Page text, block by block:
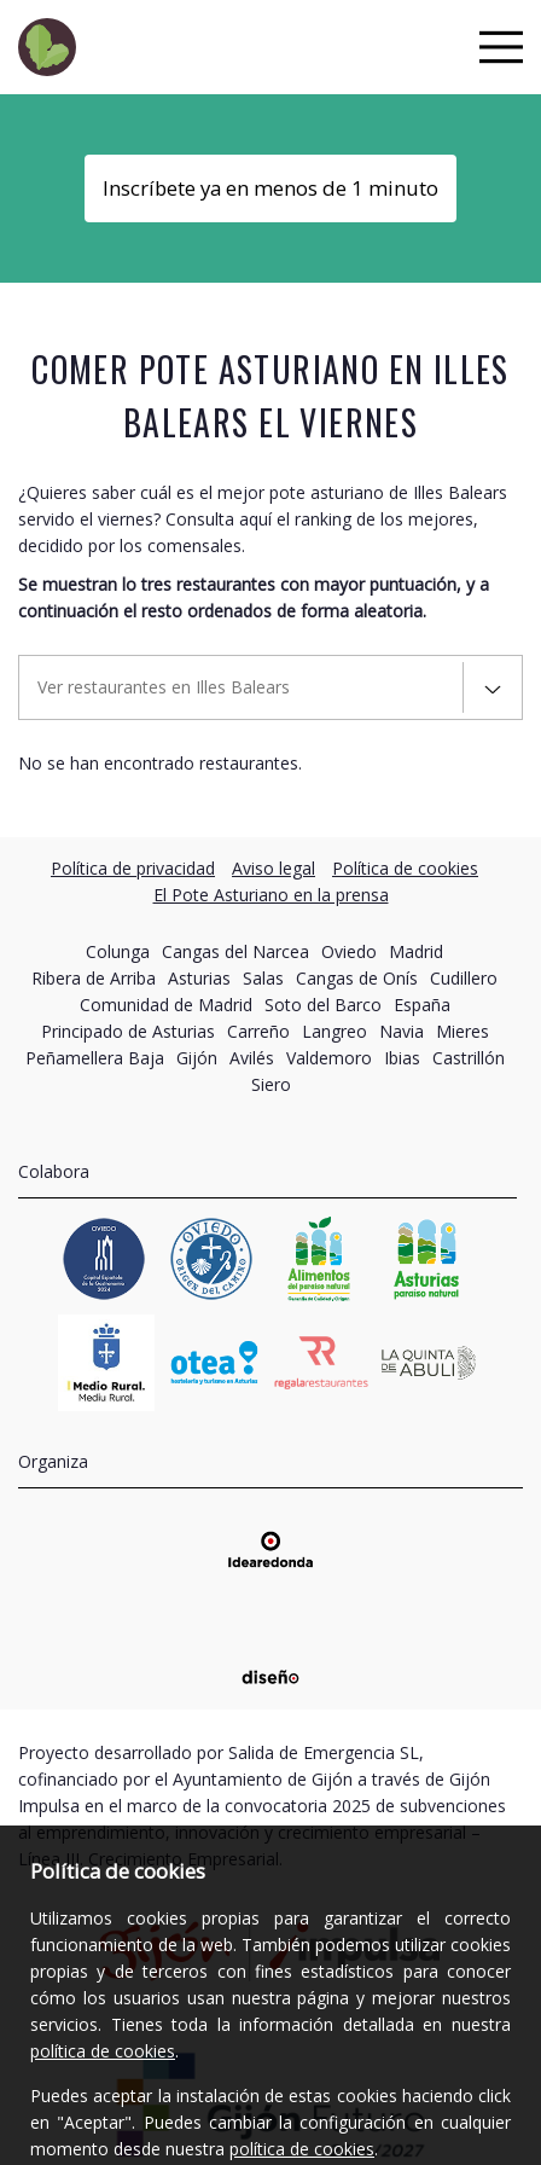
Inscríbete ya en menos de 1 minuto
COMER POTE ASTURIANO EN ILLES
BALEARS EL VIERNES
¿Quieres saber cuál es el mejor pote asturiano de Illes Balears
servido el viernes? Consulta aquí el ranking de los mejores,
decidido por los comensales.
Se muestran lo tres restaurantes con mayor puntuación, y a
continuación el resto ordenados de forma aleatoria.
Ver restaurantes en Illes Balears
No se han encontrado restaurantes.
Política de privacidad Aviso legal
Política de cookies
El Pote Asturiano en la prensa
Colunga Cangas del Narcea Oviedo
Madrid
Ribera de Arriba Asturias Salas Cangas de Onís Cudillero
Comunidad de Madrid Soto del Barco
España
Principado de Asturias Carreño Langreo Navia
Mieres
Peñamellera Baja Gijón Avilés Valdemoro Ibias Castrillón
Siero
Colabora
Organiza
Política de cookies
Utilizamos cookies propias para garantizar el correcto
funcionamiento de la web. También podemos utilizar cookies
propias y de terceros con fines estadísticos para conocer
cómo los usuarios usan nuestra página y mejorar nuestros
servicios. Tienes toda la información detallada en nuestra
política de cookies.
Puedes aceptar la instalación de estas cookies haciendo click
en "Aceptar". Puedes cambiar la configuración en cualquier
momento desde nuestra política de cookies.
Proyecto desarrollado por Salida de Emergencia SL,
cofinanciado por el Ayuntamiento de Gijón a través de Gijón
Impulsa en el marco de la convocatoria 2025 de subvenciones
al emprendimiento, innovación y crecimiento empresarial –
Línea III. Crecimiento Empresarial.